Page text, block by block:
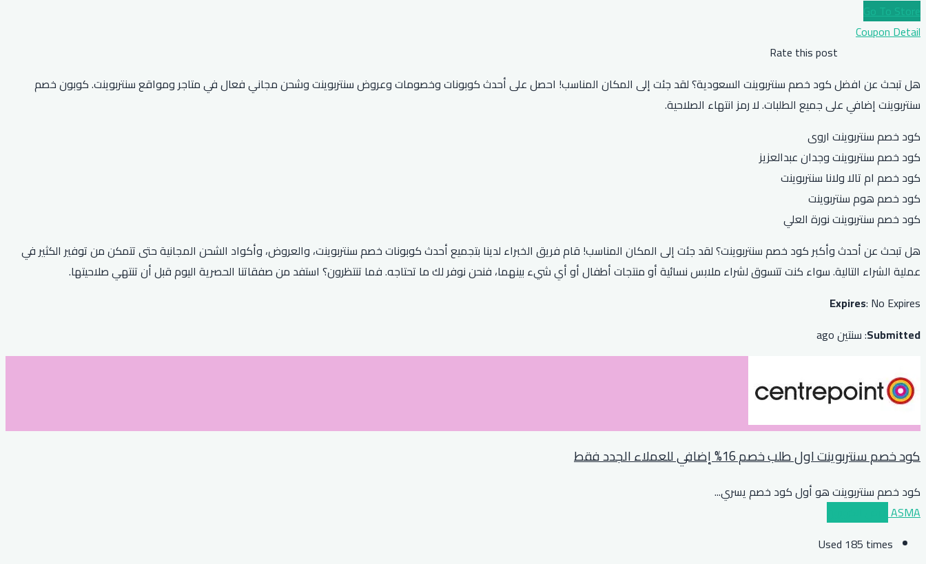
Go To Store
Coupon Detail
Rate this post
هل تبحث عن افضل كود خصم سنتربوينت السعودية؟ لقد جئت إلى المكان المناسب! احصل على أحدث كوبونات وخصومات وعروض سنتربوينت وشحن مجاني فعال في متاجر ومواقع سنتربوينت. كوبون خصم
سنتربوينت إضافي على جميع الطلبات. لا رمز انتهاء الصلاحية.
كود خصم سنتربوينت اروى
كود خصم سنتربوينت وجدان عبدالعزيز
كود خصم ام تالا ولانا سنتربوينت
كود خصم هوم سنتربوينت
كود خصم سنتربوينت نورة العلي
هل تبحث عن أحدث وأكبر كود خصم سنتربوينت؟ لقد جئت إلى المكان المناسب! قام فريق الخبراء لدينا بتجميع أحدث كوبونات خصم سنتربوينت، والعروض، وأكواد الشحن المجانية حتى تتمكن من توفير الكثير في
عملية الشراء التالية. سواء كنت تتسوق لشراء ملابس نسائية أو منتجات أطفال أو أي شيء بينهما، فنحن نوفر لك ما تحتاجه. فما تنتظرون؟ استفد من صفقاتنا الحصرية اليوم قبل أن تنتهي صلاحيتها.
Expires: No Expires
Submitted: سنتين ago
كود خصم سنتربوينت اول طلب خصم 16% إضافي للعملاء الجدد فقط
كود خصم سنتربوينت هو أول كود خصم يسري...
ASMA
Used 185 times